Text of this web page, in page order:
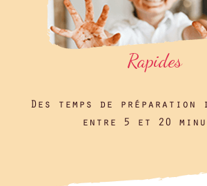
Rapides
Des temps de préparation
entre 5 et 20